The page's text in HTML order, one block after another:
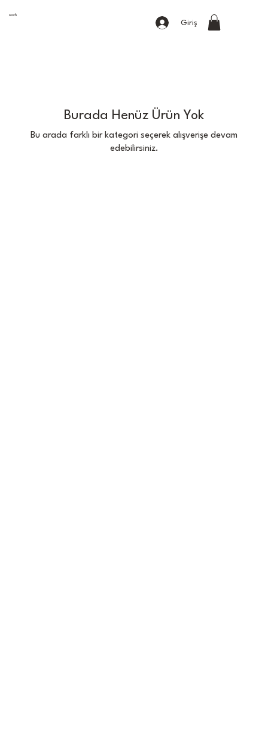
Giriş
sooth
Burada Henüz Ürün Yok
Bu arada farklı bir kategori seçerek alışverişe devam
edebilirsiniz.